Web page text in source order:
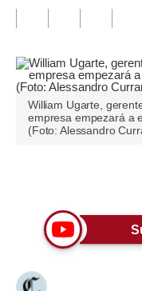
Plus G
Opinión
Editorial
Pregunta de hoy
Lujo
Viajes
Moda
William Ugarte,
empresa empezará a
(Foto: Alessandro